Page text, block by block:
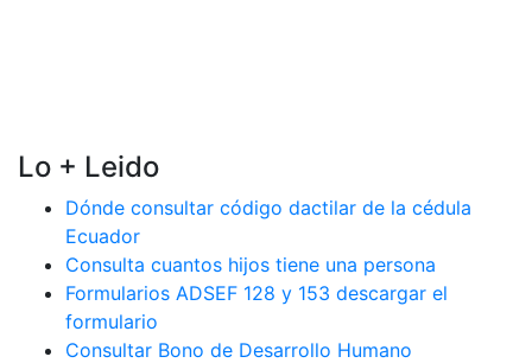
Lo + Leido
Dónde consultar código dactilar de la cédula
Ecuador
Consulta cuantos hijos tiene una persona
Formularios ADSEF 128 y 153 descargar el
formulario
Consultar Bono de Desarrollo Humano